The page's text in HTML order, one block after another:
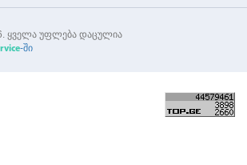
ყველა უფლება დაცულია
-ში